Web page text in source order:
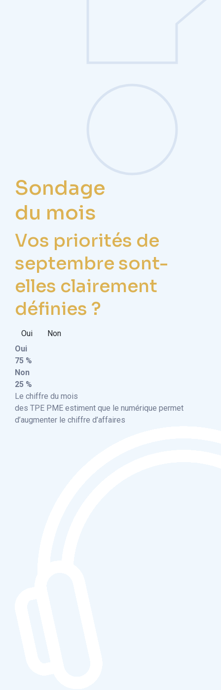
Sondage
du mois
Vos priorités de
septembre sont-
elles clairement
définies ?
Oui
Non
Oui
75 %
Non
25 %
Le chiffre du mois
des TPE PME estiment que le numérique permet
d’augmenter le chiffre d’affaires